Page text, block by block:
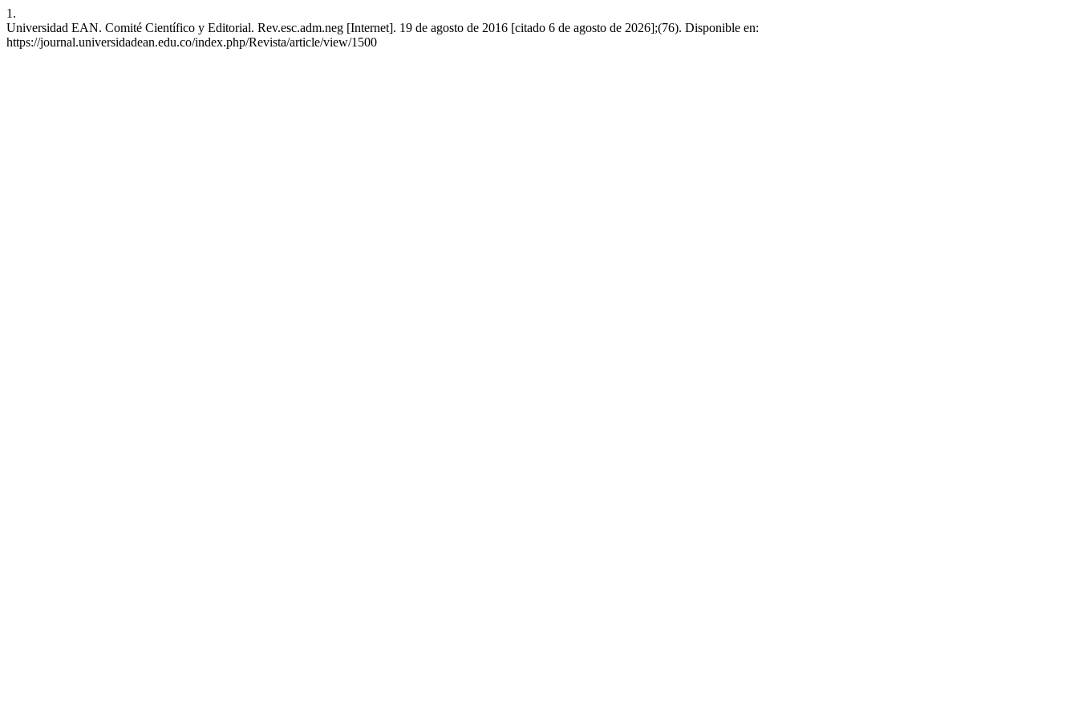
1.
Universidad EAN. Comité Científico y Editorial. Rev.esc.adm.neg [Internet]. 19 de agosto de 2016 [citado 6 de agosto de 2026];(76). Disponible en:
https://journal.universidadean.edu.co/index.php/Revista/article/view/1500